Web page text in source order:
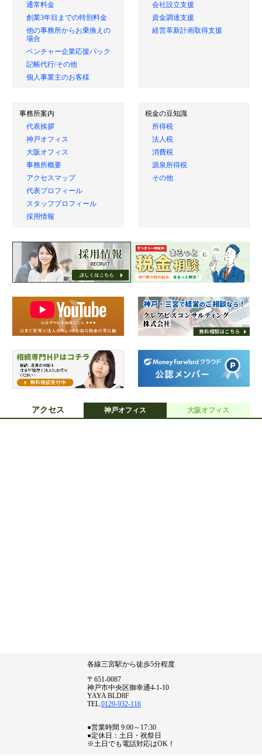
通常料金
創業3年目までの特別料金
他の事務所からお乗換えの
場合
ベンチャー企業応援パック
記帳代行/その他
個人事業主のお客様
会社設立支援
資金調達支援
経営革新計画取得支援
事務所案内
代表挨拶
神戸オフィス
大阪オフィス
事務所概要
アクセスマップ
代表プロフィール
スタッフプロフィール
採用情報
税金の豆知識
所得税
法人税
消費税
源泉所得税
その他
アクセス 神戸オフィス 大阪オフィス
各線三宮駅から徒歩5分程度
〒651-0087
神戸市中央区御幸通4-1-10
YAYA BLD8F
TEL.0120-932-116
●営業時間 9:00～17:30
●定休日：土日・祝祭日
※土日でも電話対応はOK！